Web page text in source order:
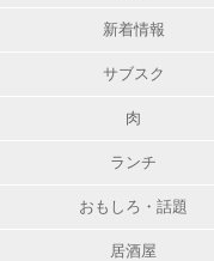
新着情報
サブスク
肉
ランチ
おもしろ・話題
居酒屋